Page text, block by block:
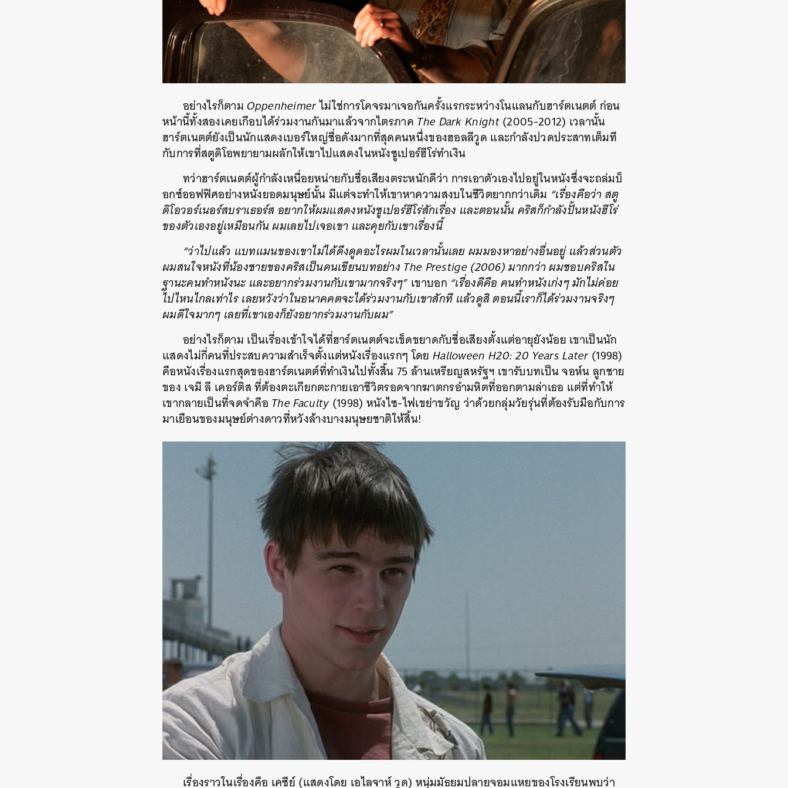
อย่างไรก็ตามOppenheimerไม่ใช่การโคจรมาเจอกันครั้งแรกระหว่างโนแลนกับฮาร์ตเนตต์ ก่อน
หน้านี้ทั้งสองเคยเกือบได้ร่วมงานกันมาแล้วจากไตรภาค The Dark Knight(2005-2012) เวลานั้น
ฮาร์ตเนตต์ยังเป็นนักแสดงเบอร์ใหญ่ชื่อดังมากที่สุดคนหนึ่งของฮอลลีวูด และกำลังปวดประสาทเต็มที
กับการที่สตูดิโอพยายามผลักให้เขาไปแสดงในหนังซูเปอร์ฮีโร่ทำเงิน
ทว่าฮาร์ตเนตต์ผู้กำลังเหนื่อยหน่ายกับชื่อเสียงตระหนักดีว่า การเอาตัวเองไปอยู่ในหนังซึ่งจะถล่มบ็
อกซ์ออฟฟิศอย่างหนังยอดมนุษย์นั้น มีแต่จะทำให้เขาหาความสงบในชีวิตยากกว่าเดิม “เรื่องคือว่า สตู
ดิโอวอร์เนอร์สบราเธอร์ส อยากให้ผมแสดงหนังซูเปอร์ฮีโร่สักเรื่อง และตอนนั้น คริสก็กำลังปั้นหนังฮีโร่
ของตัวเองอยู่เหมือนกัน ผมเลยไปเจอเขา และคุยกับเขาเรื่องนี้
“ว่าไปแล้ว แบทแมนของเขาไม่ได้ดึงดูดอะไรผมในเวลานั้นเลย ผมมองหาอย่างอื่นอยู่ แล้วส่วนตัว
ผมสนใจหนังที่น้องชายของคริสเป็นคนเขียนบทอย่าง The Prestige (2006) มากกว่า ผมชอบคริสใน
ฐานะคนทำหนังนะ และอยากร่วมงานกับเขามากจริงๆ” เขาบอก “เรื่องดีคือ คนทำหนังเก่งๆ มักไม่ค่อย
ไปไหนไกลเท่าไร เลยหวังว่าในอนาคคตจะได้ร่วมงานกับเขาสักที แล้วดูสิ ตอนนี้เราก็ได้ร่วมงานจริงๆ
ผมดีใจมากๆ เลยที่เขาเองก็ยังอยากร่วมงานกับผม”
อย่างไรก็ตาม เป็นเรื่องเข้าใจได้ที่ฮาร์ตเนตต์จะเข็ดขยาดกับชื่อเสียงตั้งแต่อายุยังน้อย เขาเป็นนัก
แสดงไม่กี่คนที่ประสบความสำเร็จตั้งแต่หนังเรื่องแรกๆ โดย Halloween H20: 20 Years Later(1998)
คือหนังเรื่องแรกสุดของฮาร์ตเนตต์ที่ทำเงินไปทั้งสิ้น 75 ล้านเหรียญสหรัฐฯ เขารับบทเป็น จอห์น ลูกชาย
ของ เจมี ลี เคอร์ติส ที่ต้องตะเกียกตะกายเอาชีวิตรอดจากฆาตกรอำมหิตที่ออกตามล่าเธอ แต่ที่ทำให้
เขากลายเป็นที่จดจำคือ The Faculty (1998) หนังไซ-ไฟเขย่าขวัญ ว่าด้วยกลุ่มวัยรุ่นที่ต้องรับมือกับการ
มาเยือนของมนุษย์ต่างดาวที่หวังล้างบางมนุษยชาติให้สิ้น!
เรื่องราวในเรื่องคือ เคซีย์ (แสดงโดย เอไลจาห์ วูด) หนุ่มมัธยมปลายจอมแหยของโรงเรียนพบว่า
SHARE TWEET LINE EMAIL